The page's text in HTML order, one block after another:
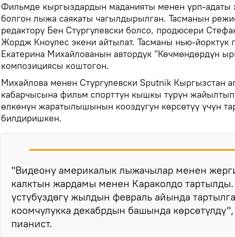
Фильмде кыргыздардын маданияты менен үрп-адаты
болгон лыжа саякаты чагылдырылган. Тасманын
редактору Бен Стургулевски болсо, продюсери
Жордж Кноулес экени айтылат. Тасманы нью-йорктук
Екатерина Михайлованын автордук "Көчмөндөрдүн
композициясы коштогон.
Михайлова менен Стургулевски Sputnik Кыргызстан
кабарчысына фильм спорттун кышкы түрүн
өлкөнүн жаратылышынын кооздугун көрсөтүү үчүн
билдиришкен.
"Видеону америкалык лыжачылар менен
калктын жардамы менен Караколдо тартылды.
үстүбүздөгү жылдын февраль айында
коомчулукка декабрдын башында
пианист.